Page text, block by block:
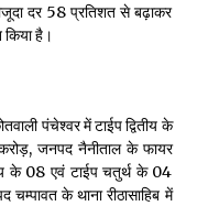
May
May
दर 58 प्रतिशत से बढ़ाकर
है।
पंचेश्वर में टाईप द्वितीय के
करोड़, जनपद नैनीताल के फायर
के 08 एवं टाईप चतुर्थ के 04
के थाना रीठासाहिब में